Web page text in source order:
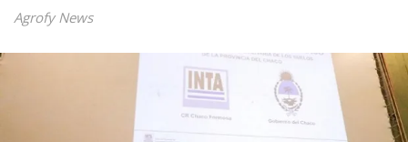
Agrofy News